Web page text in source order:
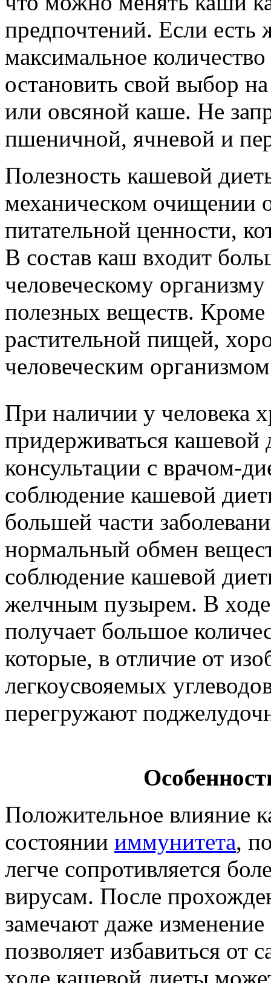
предпочтений. Если есть
максимальное
остановить свой выбор
или овсяной каше. Не
пшеничной, ячневой и
Полезность кашевой
механическом очищении
питательной ценности,
В состав каш входит
человеческому
полезных веществ. Кроме
растительной пищей,
человеческим
При наличии у человека
придерживаться
консультации с врачом-
соблюдение кашевой
большей части
нормальный обмен
соблюдение кашевой
желчным пузырем. В
получает большое
которые, в отличие от
легкоусвояемых
перегружают
Положительное влияние
состоянии иммунитета,
легче сопротивляется
вирусам. После
замечают даже
позволяет избавиться
ходе кашевой диеты